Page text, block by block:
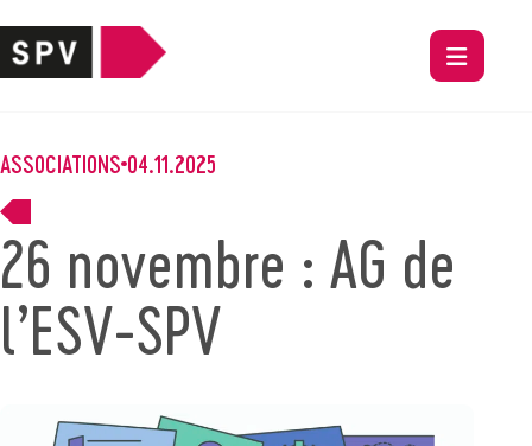
ASSOCIATIONS 04.11.2025
26 novembre : AG de
l’ESV-SPV